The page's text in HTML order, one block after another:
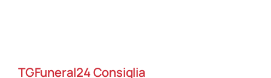
TGFuneral24 Consiglia